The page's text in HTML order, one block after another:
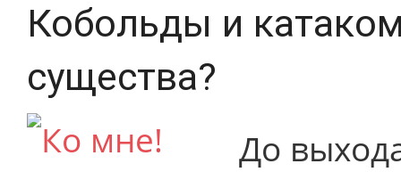
Кобольды и
существа?
До